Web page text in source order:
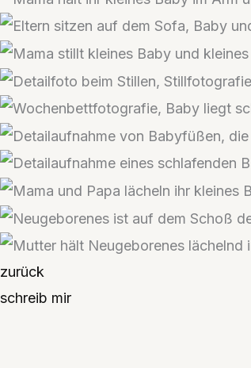
zurück
schreib mir